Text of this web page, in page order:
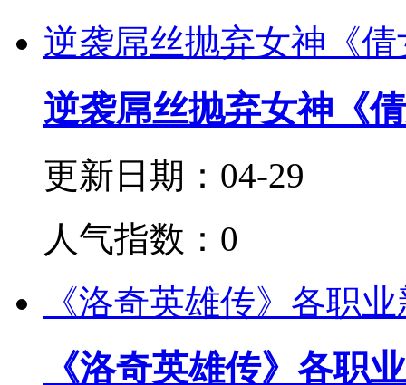
逆袭屌丝抛弃女神《
逆袭屌丝抛弃女神《
更新日期：04-29
人气指数：0
《洛奇英雄传》各职
《洛奇英雄传》各职